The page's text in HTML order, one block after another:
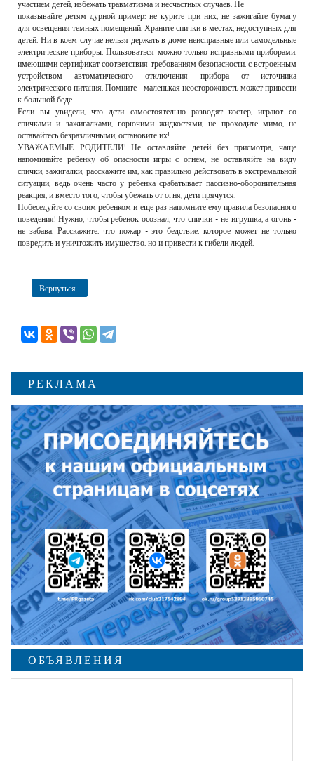
участием детей, избежать травматизма и несчастных случаев. Не
показывайте детям дурной пример: не курите при них, не зажигайте бумагу
для освещения темных помещений. Храните спички в местах, недоступных для
детей. Ни в коем случае нельзя держать в доме неисправные или самодельные
электрические приборы. Пользоваться можно только исправными приборами,
имеющими сертификат соответствия требованиям безопасности, с встроенным
устройством автоматического отключения прибора от источника
электрического питания. Помните - маленькая неосторожность может привести
к большой беде.
Если вы увидели, что дети самостоятельно разводят костер, играют со
спичками и зажигалками, горючими жидкостями, не проходите мимо, не
оставайтесь безразличными, остановите их!
УВАЖАЕМЫЕ РОДИТЕЛИ! Не оставляйте детей без присмотра; чаще
напоминайте ребенку об опасности игры с огнем, не оставляйте на виду
спички, зажигалки; расскажите им, как правильно действовать в экстремальной
ситуации, ведь очень часто у ребенка срабатывает пассивно-оборонительная
реакция, и вместо того, чтобы убежать от огня, дети прячутся.
Побеседуйте со своим ребенком и еще раз напомните ему правила безопасного
поведения! Нужно, чтобы ребенок осознал, что спички - не игрушка, а огонь -
не забава. Расскажите, что пожар - это бедствие, которое может не только
повредить и уничтожить имущество, но и привести к гибели людей.
Вернуться...
РЕКЛАМА
ОБЪЯВЛЕНИЯ